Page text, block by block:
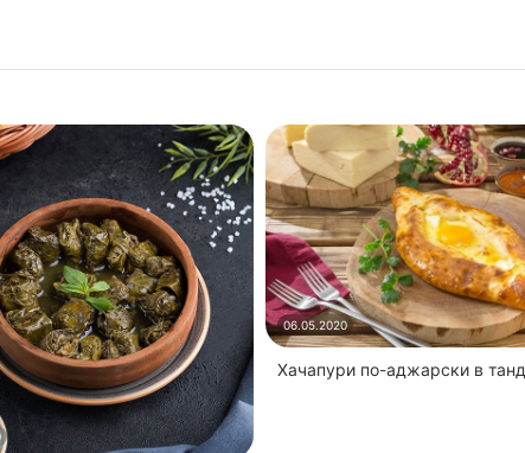
06.05.2020
Хачапури по-аджарски в